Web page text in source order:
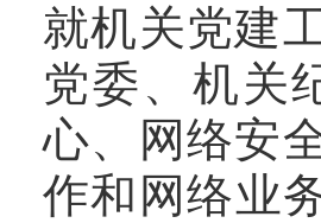
就机关党建
党委、 机关
心、
网络安
作和网络业